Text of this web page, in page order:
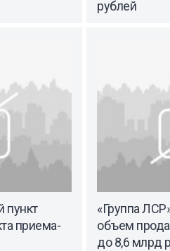
рублей
пункт
приема-
«Группа
объем
до 8,6 млрд